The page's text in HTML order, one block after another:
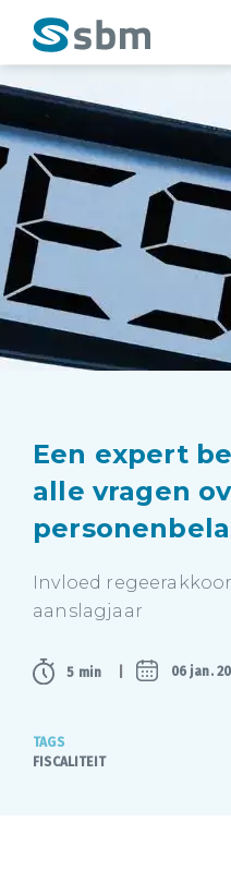
Een expert
alle vragen
Invloed
aanslagjaar
5 min 06 jan.
TAGS
FISCALITEIT